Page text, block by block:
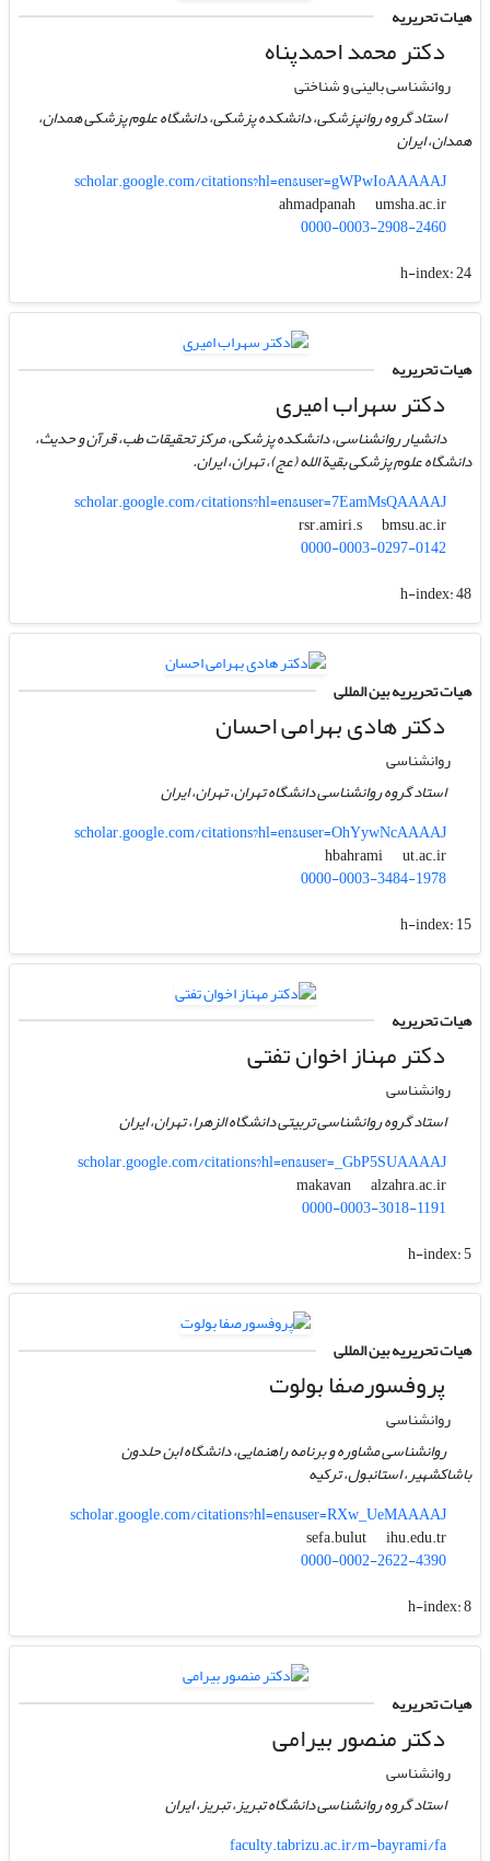
هیات تحریریه
دکتر محمد احمدپناه
روانشناسی بالینی و شناختی
استاد گروه روانپزشکی، دانشکده پزشکی، دانشگاه علوم پزشکی همدان،
همدان، ایران
scholar.google.com/citations?hl=en&user=gWPwIoAAAAAJ
ahmadpanah
umsha.ac.ir
0000-0003-2908-2460
h-index:24
هیات تحریریه
دکتر سهراب امیری
دانشیار روانشناسی، دانشکده پزشکی، مرکز تحقیقات طب، قرآن و حدیث،
دانشگاه علوم پزشکی بقیة الله (عج)، تهران، ایران.
scholar.google.com/citations?hl=en&user=7EamMsQAAAAJ
rsr.amiri.s
bmsu.ac.ir
0000-0003-0297-0142
h-index:48
هیات تحریریه بین المللی
دکتر هادی بهرامی احسان
روانشناسی
استاد گروه روانشناسی دانشگاه تهران، تهران، ایران
scholar.google.com/citations?hl=en&user=OhYywNcAAAAJ
hbahrami
ut.ac.ir
0000-0003-3484-1978
h-index:15
هیات تحریریه
دکتر مهناز اخوان تفتی
روانشناسی
استاد گروه روانشناسی تربیتی دانشگاه الزهرا، تهران، ایران
scholar.google.com/citations?hl=en&user=_GbP5SUAAAAJ
makavan
alzahra.ac.ir
0000-0003-3018-1191
h-index:5
هیات تحریریه بین المللی
پروفسورصفا بولوت
روانشناسی
روانشناسی مشاوره و برنامه راهنمایی، دانشگاه ابن حلدون
باشاکشهیر، استانبول، ترکیه
scholar.google.com/citations?hl=en&user=RXw_UeMAAAAJ
sefa.bulut
ihu.edu.tr
0000-0002-2622-4390
h-index:8
هیات تحریریه
دکتر منصور بیرامی
روانشناسی
استاد گروه روانشناسی دانشگاه تبریز، تبریز، ایران
faculty.tabrizu.ac.ir/m-bayrami/fa